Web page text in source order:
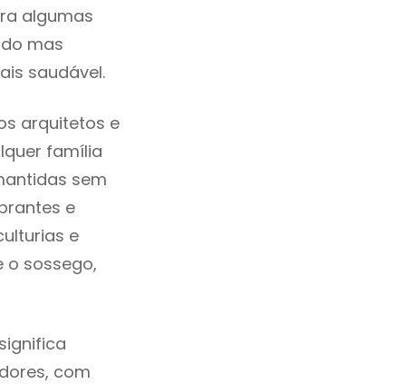
algumas
mas
saudável.
arquitetos e
família
sem
e
e
o sossego,
com